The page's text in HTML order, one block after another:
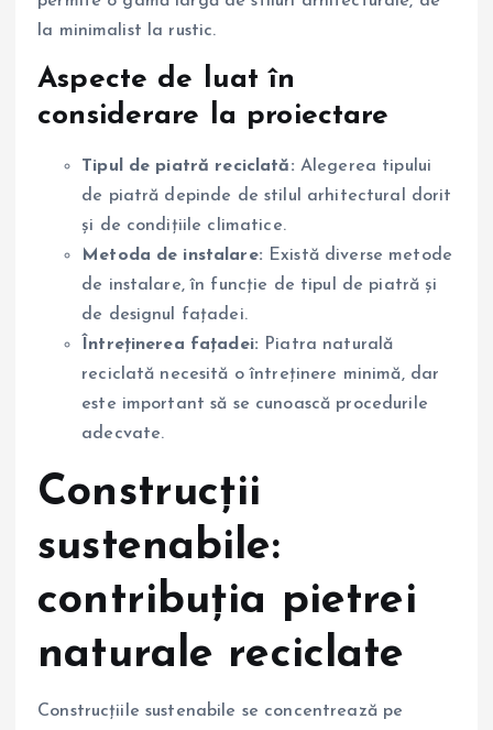
la minimalist la rustic.
Aspecte de luat în
considerare la proiectare
Tipul de piatră reciclată: Alegerea tipului
de piatră depinde de stilul arhitectural dorit
și de condițiile climatice.
Metoda de instalare: Există diverse metode
de instalare, în funcție de tipul de piatră și
de designul fațadei.
Întreținerea fațadei: Piatra naturală
reciclată necesită o întreținere minimă, dar
este important să se cunoască procedurile
adecvate.
Construcții
sustenabile:
contribuția pietrei
naturale reciclate
Construcțiile sustenabile se concentrează pe